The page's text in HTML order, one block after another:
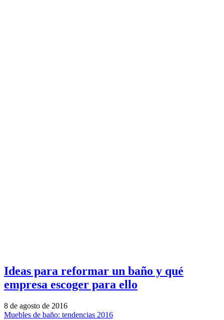
Ideas para reformar un baño y qué
empresa escoger para ello
8 de agosto de 2016
Muebles de baño: tendencias 2016